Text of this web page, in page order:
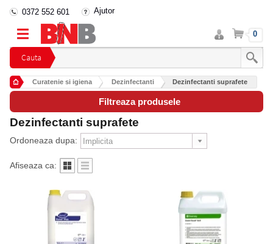
Cauta
0372 552 601 Ajutor
Intra
in
cont
Cos 0
Curatenie si igiena Dezinfectanti Dezinfectanti suprafete
Filtreaza produsele
Dezinfectanti suprafete
Ordoneaza dupa:
Afiseaza ca: